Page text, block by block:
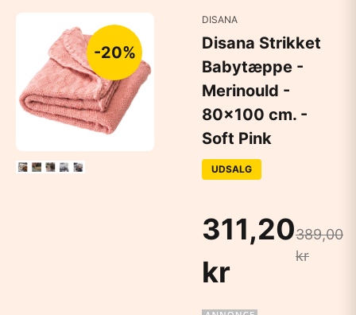
-20%
DISANA
Disana Strikket
Babytæppe -
Merinould -
80x100 cm. -
Soft Pink
UDSALG
311,20
kr
389,00
kr